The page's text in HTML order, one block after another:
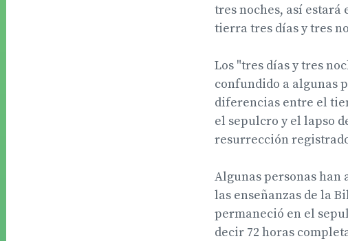
tres noches, así estará
tierra tres días y tres
Los "tres días y tres
confundido a algunas
diferencias entre el
el sepulcro y el lapso
resurrección
Algunas personas han
las enseñanzas de la
permaneció en el
decir 72 horas